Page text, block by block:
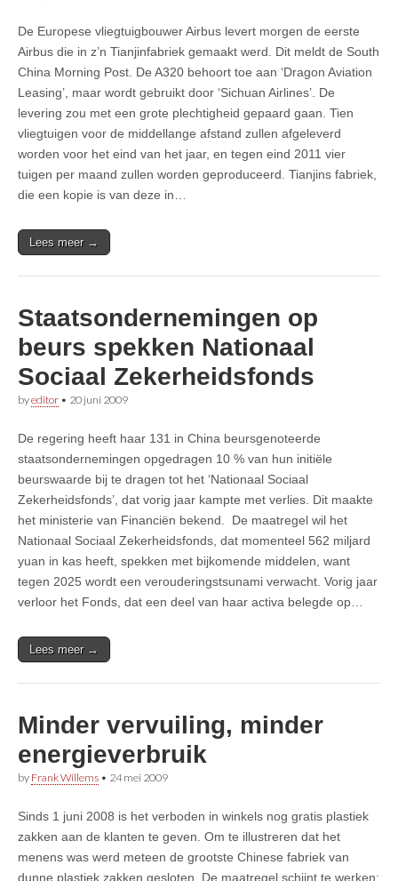
De Europese vliegtuigbouwer Airbus levert morgen de eerste
Airbus die in z’n Tianjinfabriek gemaakt werd. Dit meldt de South
China Morning Post. De A320 behoort toe aan ‘Dragon Aviation
Leasing’, maar wordt gebruikt door ‘Sichuan Airlines’. De
levering zou met een grote plechtigheid gepaard gaan. Tien
vliegtuigen voor de middellange afstand zullen afgeleverd
worden voor het eind van het jaar, en tegen eind 2011 vier
tuigen per maand zullen worden geproduceerd. Tianjins fabriek,
die een kopie is van deze in…
Lees meer →
Staatsondernemingen op
beurs spekken Nationaal
Sociaal Zekerheidsfonds
byeditor • 20 juni 2009
De regering heeft haar 131 in China beursgenoteerde
staatsondernemingen opgedragen 10 % van hun initiële
beurswaarde bij te dragen tot het ‘Nationaal Sociaal
Zekerheidsfonds’, dat vorig jaar kampte met verlies. Dit maakte
het ministerie van Financiën bekend. De maatregel wil het
Nationaal Sociaal Zekerheidsfonds, dat momenteel 562 miljard
yuan in kas heeft, spekken met bijkomende middelen, want
tegen 2025 wordt een verouderingstsunami verwacht. Vorig jaar
verloor het Fonds, dat een deel van haar activa belegde op…
Lees meer →
Minder vervuiling, minder
energieverbruik
by Frank Willems • 24 mei 2009
Sinds 1 juni 2008 is het verboden in winkels nog gratis plastiek
zakken aan de klanten te geven. Om te illustreren dat het
menens was werd meteen de grootste Chinese fabriek van
dunne plastiek zakken gesloten. De maatregel schijnt te werken: